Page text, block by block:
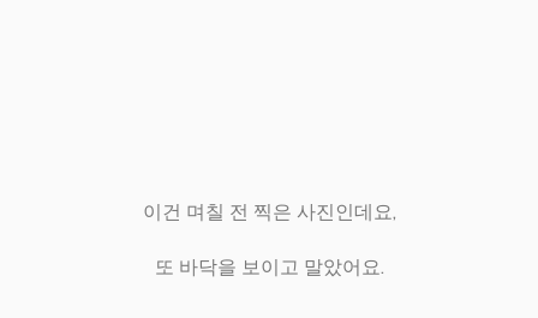
이건 며칠 전 찍은 사진인데요,
또 바닥을 보이고 말았어요.